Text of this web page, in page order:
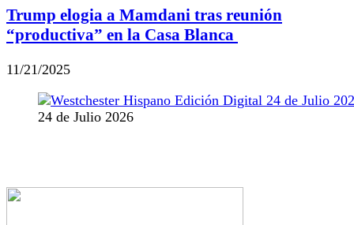
Trump elogia a Mamdani tras reunión
“productiva” en la Casa Blanca
11/21/2025
24 de Julio 2026